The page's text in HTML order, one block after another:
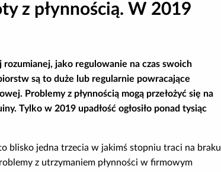
z płynnością. W 2019
jako regulowanie na czas swoich
są to duże lub regularnie powracające
Problemy z płynnością mogą przełożyć się na
Tylko w 2019 upadłość ogłosiło ponad tysiąc
blisko jedna trzecia w jakimś stopniu traci na braku
z utrzymaniem płynności w firmowym